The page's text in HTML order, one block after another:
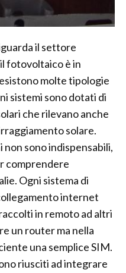
il settore
fotovoltaico è in
molte tipologie
sistemi sono dotati di
che rilevano anche
solare.
sono indispensabili,
comprendere
Ogni sistema di
internet
in remoto ad altri
un router ma nella
una semplice SIM.
riusciti ad integrare